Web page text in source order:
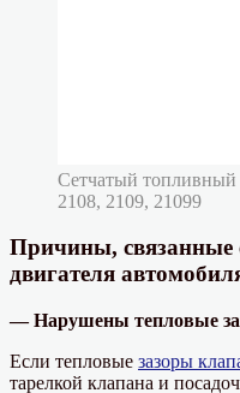
Сетчатый топливный
2108, 2109, 21099
Причины, связанные
двигателя
— Нарушены тепловые
Если тепловые зазоры
тарелкой клапана и